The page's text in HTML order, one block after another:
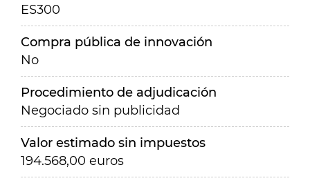
ES300
Compra pública de innovación
No
Procedimiento de adjudicación
Negociado sin publicidad
Valor estimado sin impuestos
194.568,00 euros